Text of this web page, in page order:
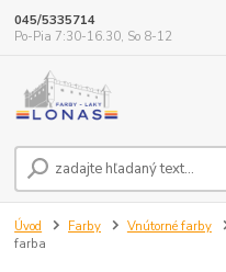
045/5335714
Po-Pia 7:30-16.30, So 8-12
Úvod Farby Vnútorné farby
farba